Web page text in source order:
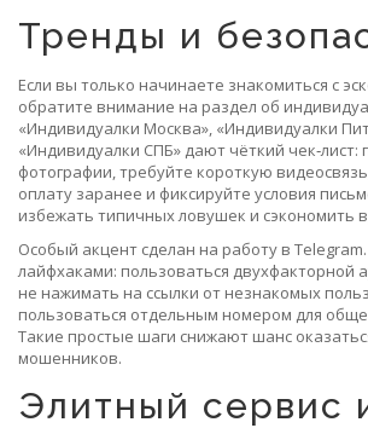
Тренды и
Если вы только начинаете знакомиться с
обратите внимание на раздел об
«Индивидуалки Москва», «Индивидуалки
«Индивидуалки СПБ» дают чёткий чек‑лист:
фотографии, требуйте короткую
оплату заранее и фиксируйте условия
избежать типичных ловушек и сэкономить
Особый акцент сделан на работу в
лайфхаками: пользоваться двухфакторной
не нажимать на ссылки от незнакомых
пользоваться отдельным номером для
Такие простые шаги снижают шанс
мошенников.
Элитный сервис